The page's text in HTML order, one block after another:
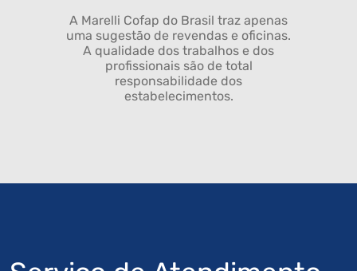
A Marelli Cofap do Brasil traz apenas
uma sugestão de revendas e oficinas.
A qualidade dos trabalhos e dos
profissionais são de total
responsabilidade dos
estabelecimentos.